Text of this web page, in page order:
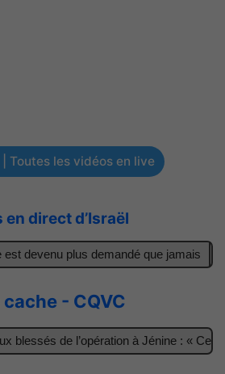
Toutes les vidéos en live
direct d’Israël
plus demandé que jamais
- CQVC
de l’opération à Jénine : « Ces